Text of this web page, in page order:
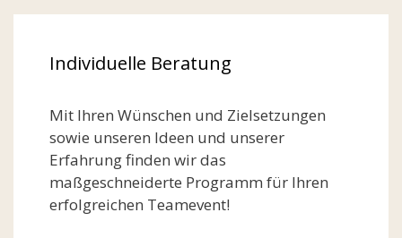
Individuelle Beratung
Mit Ihren Wünschen und Zielsetzungen
sowie unseren Ideen und unserer
Erfahrung finden wir das
maßgeschneiderte Programm für Ihren
erfolgreichen Teamevent!